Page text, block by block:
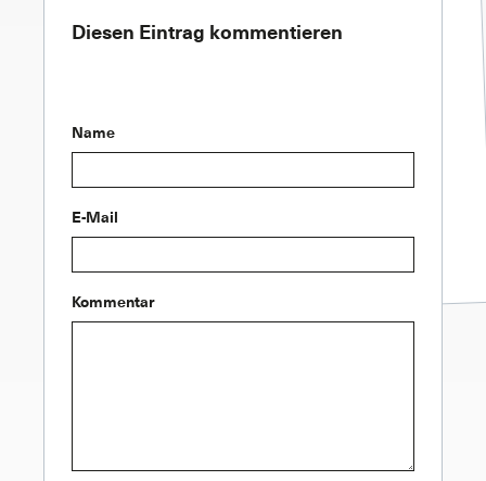
Diesen Eintrag kommentieren
Name
E-Mail
Kommentar